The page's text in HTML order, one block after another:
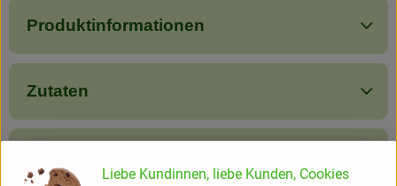
Über uns
Produktinformationen
Zutaten
Liebe Kundinnen, liebe Kunden, Cookies